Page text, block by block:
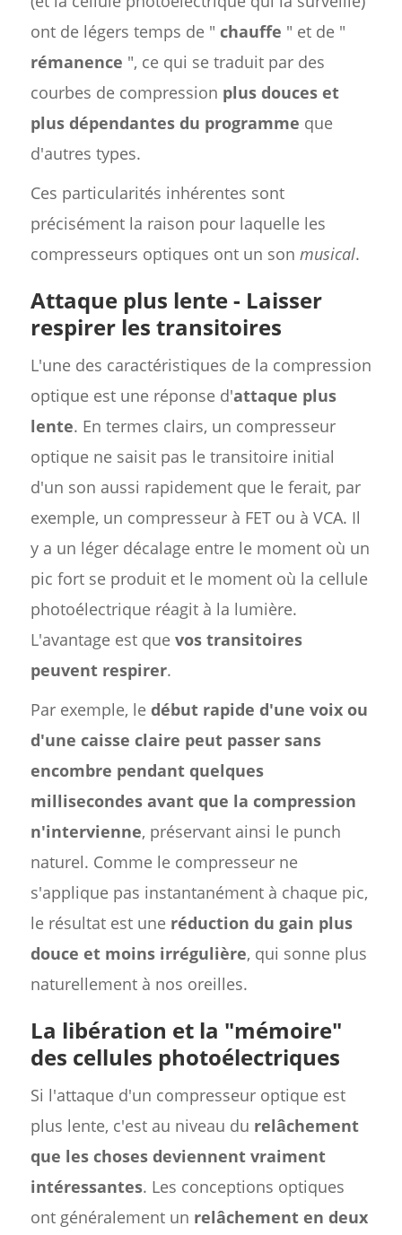
ont de légers temps de " chauffe " et de "
rémanence ", ce qui se traduit par des
courbes de compression plus douces et
plus dépendantes du programme que
d'autres types.
Ces particularités inhérentes sont
précisément la raison pour laquelle les
compresseurs optiques ont un son musical.
Attaque plus lente - Laisser
respirer les transitoires
L'une des caractéristiques de la compression
optique est une réponse d'attaque plus
lente. En termes clairs, un compresseur
optique ne saisit pas le transitoire initial
d'un son aussi rapidement que le ferait, par
exemple, un compresseur à FET ou à VCA. Il
y a un léger décalage entre le moment où un
pic fort se produit et le moment où la cellule
photoélectrique réagit à la lumière.
L'avantage est que vos transitoires
peuvent respirer.
Par exemple, le début rapide d'une voix ou
d'une caisse claire peut passer sans
encombre pendant quelques
millisecondes avant que la compression
n'intervienne, préservant ainsi le punch
naturel. Comme le compresseur ne
s'applique pas instantanément à chaque pic,
le résultat est une réduction du gain plus
douce et moins irrégulière, qui sonne plus
naturellement à nos oreilles.
La libération et la "mémoire"
des cellules photoélectriques
Si l'attaque d'un compresseur optique est
plus lente, c'est au niveau du relâchement
que les choses deviennent vraiment
intéressantes. Les conceptions optiques
ont généralement un relâchement en deux